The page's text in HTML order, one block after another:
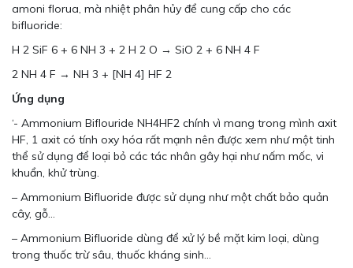
amoni florua, mà nhiệt phân hủy để cung cấp cho các
bifluoride:
H 2 SiF 6 + 6 NH 3 + 2 H 2 O → SiO 2 + 6 NH 4 F
2 NH 4 F → NH 3 + [NH 4] HF 2
Ứng dụng
‘- Ammonium Biflouride NH4HF2 chính vì mang trong mình axit
HF, 1 axit có tính oxy hóa rất mạnh nên được xem như một tinh
thể sử dụng để loại bỏ các tác nhân gây hại như nấm mốc, vi
khuẩn, khử trùng.
– Ammonium Bifluoride được sử dụng như một chất bảo quản
cây, gỗ…
– Ammonium Bifluoride dùng để xử lý bề mặt kim loại, dùng
trong thuốc trừ sâu, thuốc kháng sinh…